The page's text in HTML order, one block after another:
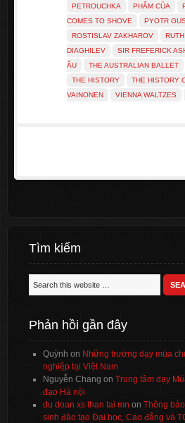
PETROUCHKA
PHẨM CỦA
COMES TO SHOVE
PYOTR
ROSTISLAV ZAKHAROV
DIAGHILEV
SIR FREFERICK
ÂU
THE AUSTRALIAN BALLET
THE HISTORY
THE HISTORY
VAINONEN
VIENNA WALTZES
Tìm kiếm
Phản hồi gần đây
Quỳnh on Những trường dạy múa
nghiệp tại Việt Nam
Nguyễn Chang on Trung tâm dạy
đạo Hà nội
du doan xs than tai mn on Thông
sinh đào tạo Đại học, Cao đẳng và